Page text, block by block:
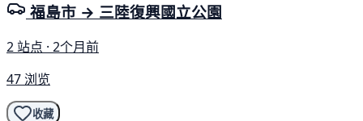
福島市 → 三陸復興國立公園
2 站点 · 2个月前
47 浏览
收藏